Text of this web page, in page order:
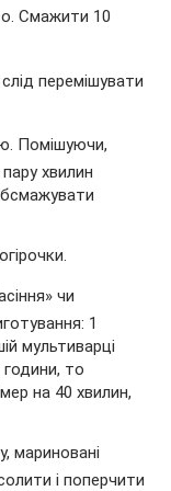
Смажити 10
перемішувати
Помішуючи,
хвилин
чи
1
мультиварці
то
на 40 хвилин,
мариновані
і поперчити